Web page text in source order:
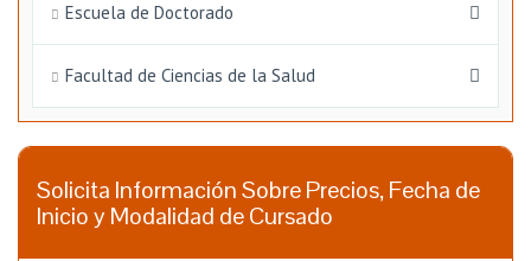
Escuela de Doctorado
Facultad de Ciencias de la Salud
Solicita Información Sobre Precios, Fecha de
Inicio y Modalidad de Cursado